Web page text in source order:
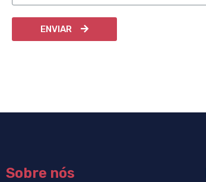
ENVIAR
Sobre nós